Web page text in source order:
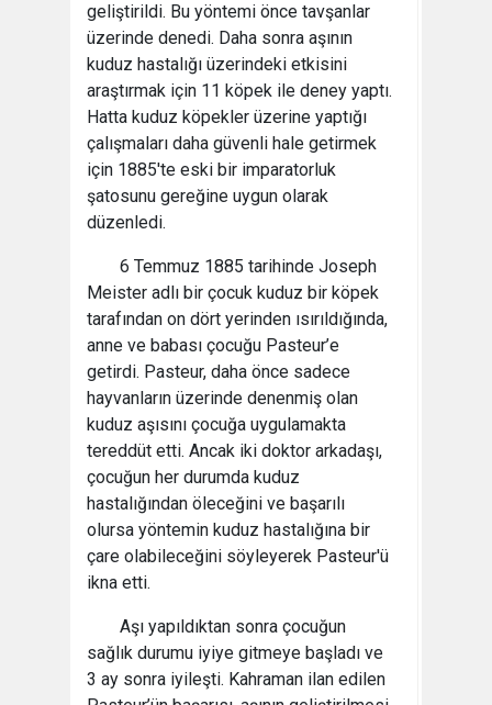
geliştirildi. Bu yöntemi önce tavşanlar
üzerinde denedi. Daha sonra aşının
kuduz hastalığı üzerindeki etkisini
araştırmak için 11 köpek ile deney yaptı.
Hatta kuduz köpekler üzerine yaptığı
çalışmaları daha güvenli hale getirmek
için 1885'te eski bir imparatorluk
şatosunu gereğine uygun olarak
düzenledi.
6 Temmuz 1885 tarihinde Joseph
Meister adlı bir çocuk kuduz bir köpek
tarafından on dört yerinden ısırıldığında,
anne ve babası çocuğu Pasteur’e
getirdi. Pasteur, daha önce sadece
hayvanların üzerinde denenmiş olan
kuduz aşısını çocuğa uygulamakta
tereddüt etti. Ancak iki doktor arkadaşı,
çocuğun her durumda kuduz
hastalığından öleceğini ve başarılı
olursa yöntemin kuduz hastalığına bir
çare olabileceğini söyleyerek Pasteur'ü
ikna etti.
Aşı yapıldıktan sonra çocuğun
sağlık durumu iyiye gitmeye başladı ve
3 ay sonra iyileşti. Kahraman ilan edilen